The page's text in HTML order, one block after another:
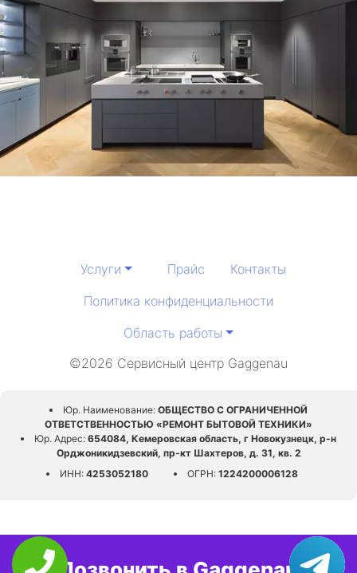
Услуги Прайс
Контакты
Политика конфиденциальности
Область работы
©2026 Сервисный центр Gaggenau
Юр. Наименование: ОБЩЕСТВО С ОГРАНИЧЕННОЙ
ОТВЕТСТВЕННОСТЬЮ «РЕМОНТ БЫТОВОЙ ТЕХНИКИ»
Юр. Адрес: 654084, Кемеровская область, г Новокузнецк, р-н
Орджоникидзевский, пр-кт Шахтеров, д. 31, кв. 2
ИНН: 4253052180 ОГРН: 1224200006128